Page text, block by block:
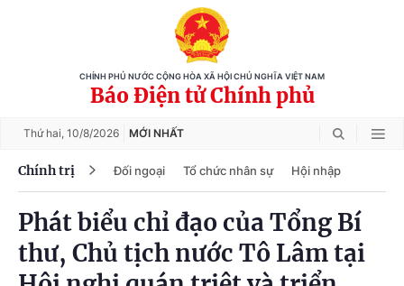
CHÍNH PHỦ NƯỚC CỘNG HÒA XÃ HỘI CHỦ NGHĨA VIỆT NAM
Báo Điện tử Chính phủ
Thứ hai, 10/8/2026 MỚI NHẤT
Chính trị Đối ngoại Tổ chức nhân sự Hội nhập
Phát biểu chỉ đạo của Tổng Bí
thư, Chủ tịch nước Tô Lâm tại